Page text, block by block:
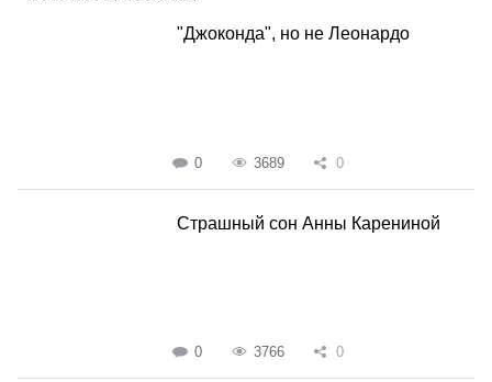
"Джоконда", но не Леонардо
0 3689 0
Страшный сон Анны Карениной
0 3766 0